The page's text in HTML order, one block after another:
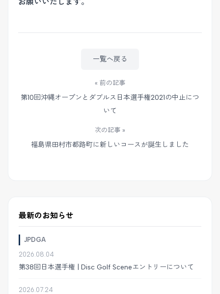
« 前の記事
第10回沖縄オープンとダブルス日本選手権2021の中止につ
いて
一覧へ戻る
次の記事 »
福島県田村市都路町に新しいコースが誕生しました
最新のお知らせ
JPDGA
2026.08.04
第38回日本選手権 | Disc Golf Sceneエントリーについて
2026.07.24